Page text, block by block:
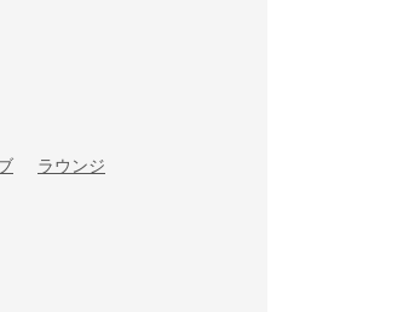
ラウンジ